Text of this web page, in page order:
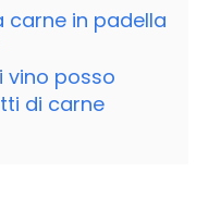
carne in padella
vino posso
di carne